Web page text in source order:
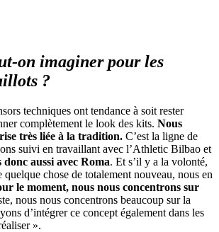
on imaginer pour les
?
techniques ont tendance à soit rester
complètement le look des kits. Nous
très liée à la tradition. C’est la ligne de
suivi en travaillant avec l’Athletic Bilbao et
donc aussi avec Roma. Et s’il y a la volonté,
chose de totalement nouveau, nous en
le moment, nous nous concentrons sur
nous nous concentrons beaucoup sur la
d’intégrer ce concept également dans les
».